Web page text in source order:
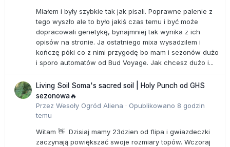
Miałem i były szybkie tak jak pisali. Poprawne palenie z
tego wyszło ale to było jakiś czas temu i być może
dopracowali genetykę, bynajmniej tak wynika z ich
opisów na stronie. Ja ostatniego mixa wysadzilem i
kończę póki co z nimi przygodę bo mam i sezonów dużo
i sporo automatów od Bud Voyage. Jak chcesz dużo i...
Living Soil Soma's sacred soil | Holy Punch od GHS
sezonowa🔥
Przez Wesoły Ogród Aliena · Opublikowano 8 godzin
temu
Witam 👋 Dzisiaj mamy 23dzien od flipa i gwiazdeczki
zaczynają powiększać swoje rozmiary topów. Wczoraj